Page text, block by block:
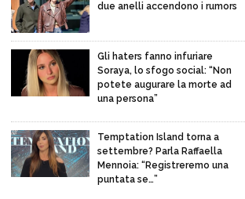
due anelli accendono i rumors
Gli haters fanno infuriare
Soraya, lo sfogo social: “Non
potete augurare la morte ad
una persona”
Temptation Island torna a
settembre? Parla Raffaella
Mennoia: “Registreremo una
puntata se…”